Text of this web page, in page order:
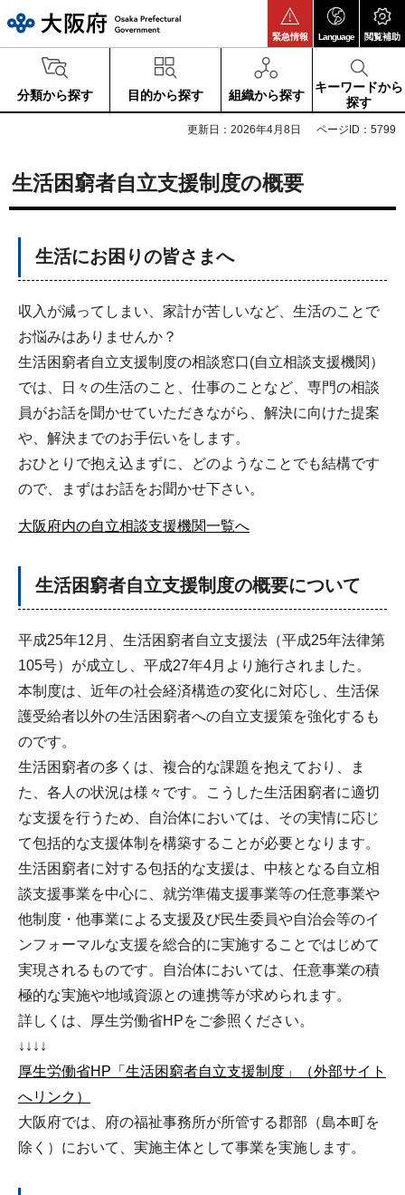
緊急情報 Language 閲覧補助
分類から探す 目的から探す 組織から探す
キーワードから
探す
更新日：2026年4月8日 ページID：5799
生活困窮者自立支援制度の概要
生活にお困りの皆さまへ
収入が減ってしまい、家計が苦しいなど、生活のことで
お悩みはありませんか？
生活困窮者自立支援制度の相談窓口(自立相談支援機関）
では、日々の生活のこと、仕事のことなど、専門の相談
員がお話を聞かせていただきながら、解決に向けた提案
や、解決までのお手伝いをします。
おひとりで抱え込まずに、どのようなことでも結構です
ので、まずはお話をお聞かせ下さい。
大阪府内の自立相談支援機関一覧へ
生活困窮者自立支援制度の概要について
平成25年12月、生活困窮者自立支援法（平成25年法律第
105号）が成立し、平成27年4月より施行されました。
本制度は、近年の社会経済構造の変化に対応し、生活保
護受給者以外の生活困窮者への自立支援策を強化するも
のです。
生活困窮者の多くは、複合的な課題を抱えており、ま
た、各人の状況は様々です。こうした生活困窮者に適切
な支援を行うため、自治体においては、その実情に応じ
て包括的な支援体制を構築することが必要となります。
生活困窮者に対する包括的な支援は、中核となる自立相
談支援事業を中心に、就労準備支援事業等の任意事業や
他制度・他事業による支援及び民生委員や自治会等のイ
ンフォーマルな支援を総合的に実施することではじめて
実現されるものです。自治体においては、任意事業の積
極的な実施や地域資源との連携等が求められます。
詳しくは、厚生労働省HPをご参照ください。
↓↓↓↓
厚生労働省HP「生活困窮者自立支援制度」（外部サイト
へリンク）
大阪府では、府の福祉事務所が所管する郡部（島本町を
除く）において、実施主体として事業を実施します。